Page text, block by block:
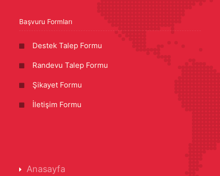
Başvuru Formları
Destek Talep Formu
Randevu Talep Formu
Şikayet Formu
İletişim Formu
Anasayfa